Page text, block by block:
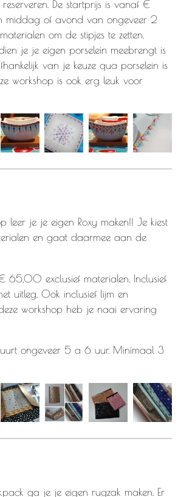
De startprijs is vanaf €
middag of avond van ongeveer 2
om de stipjes te zetten.
je je eigen porselein meebrengt is
van je keuze qua porselein is
workshop is ook erg leuk voor
leer je je eigen Roxy maken!! Je kiest
en gaat daarmee aan de
65,00 exclusief materialen, Inclusief
uitleg. Ook inclusief lijm en
workshop heb je naai ervaring
ongeveer 5 a 6 uur. Minimaal 3
ga je je eigen rugzak maken. Er